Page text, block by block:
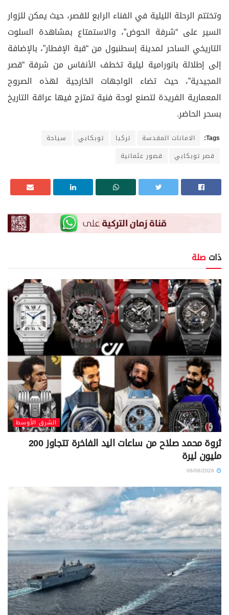
وتختتم الرحلة الليلية في الفناء الرابع للقصر، حيث يمكن للزوار
السير على “شرفة الحوض”، والاستمتاع بمشاهدة السلوت
التاريخي الساحر لمدينة إسطنبول من “قبة الإفطار”، بالإضافة
إلى إطلالة بانورامية ليلية تخطف الأنفاس من شرفة “قصر
المجيدية”، حيث تضاء الواجهات الخارجية لهذه الصروح
المعمارية الفريدة لتصنع لوحة فنية تمتزج فيها عراقة التاريخ
بسحر الحاضر.
Tags: الامانات المقدسة تركيا توبكابي
سياحة
قصر توبكابي
قصور عثمانية
ذات صلة
الشرق الأوسط
ثروة محمد صلاح من ساعات اليد الفاخرة تتجاوز 200
مليون ليرة